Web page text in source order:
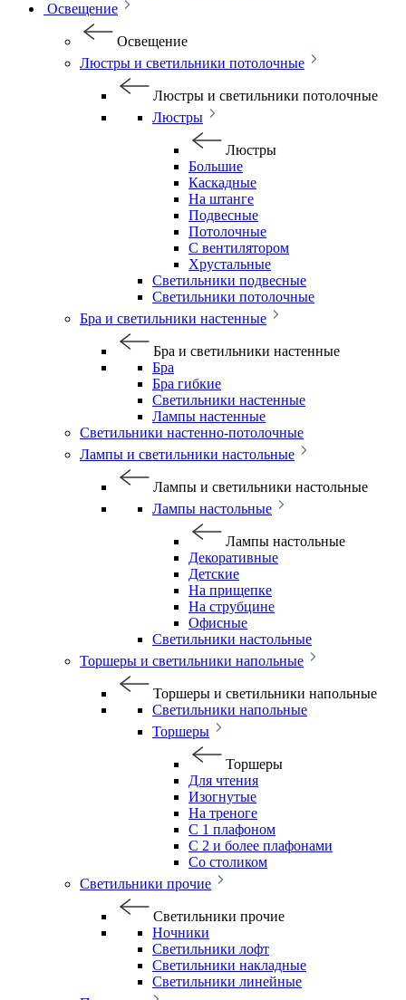
Освещение
Освещение
Люстры и светильники потолочные
Люстры и светильники потолочные
Люстры
Люстры
Большие
Каскадные
На штанге
Подвесные
Потолочные
С вентилятором
Хрустальные
Светильники подвесные
Светильники потолочные
Бра и светильники настенные
Бра и светильники настенные
Бра
Бра гибкие
Светильники настенные
Лампы настенные
Светильники настенно-потолочные
Лампы и светильники настольные
Лампы и светильники настольные
Лампы настольные
Лампы настольные
Декоративные
Детские
На прищепке
На струбцине
Офисные
Светильники настольные
Торшеры и светильники напольные
Торшеры и светильники напольные
Светильники напольные
Торшеры
Торшеры
Для чтения
Изогнутые
На треноге
С 1 плафоном
С 2 и более плафонами
Со столиком
Светильники прочие
Светильники прочие
Ночники
Светильники лофт
Светильники накладные
Светильники линейные